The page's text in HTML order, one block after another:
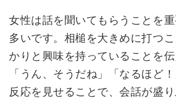
女性は話を聞いてもらうことを
多いです。相槌を大きめに打つ
かりと興味を持っていることを伝
「うん、そうだね」「なるほど
反応を見せることで、会話が盛